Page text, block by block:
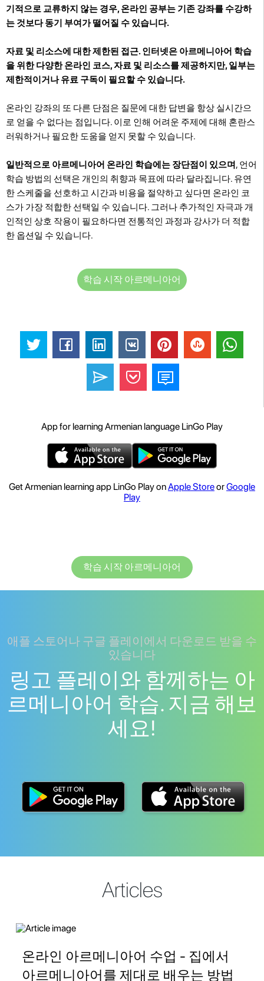
기적으로 교류하지 않는 경우, 온라인 공부는 기존 강좌를 수강하
는 것보다 동기 부여가 떨어질 수 있습니다.
자료 및 리소스에 대한 제한된 접근. 인터넷은 아르메니아어 학습
을 위한 다양한 온라인 코스, 자료 및 리소스를 제공하지만, 일부는
제한적이거나 유료 구독이 필요할 수 있습니다.
온라인 강좌의 또 다른 단점은 질문에 대한 답변을 항상 실시간으
로 얻을 수 없다는 점입니다. 이로 인해 어려운 주제에 대해 혼란스
러워하거나 필요한 도움을 얻지 못할 수 있습니다.
일반적으로 아르메니아어 온라인 학습에는 장단점이 있으며, 언어
학습 방법의 선택은 개인의 취향과 목표에 따라 달라집니다. 유연
한 스케줄을 선호하고 시간과 비용을 절약하고 싶다면 온라인 코
스가 가장 적합한 선택일 수 있습니다. 그러나 추가적인 자극과 개
인적인 상호 작용이 필요하다면 전통적인 과정과 강사가 더 적합
한 옵션일 수 있습니다.
학습 시작 아르메니아어
App for learning Armenian language LinGo Play
Get Armenian learning app LinGo Play onApple StoreorGoogle
Play
학습 시작 아르메니아어
애플 스토어나 구글 플레이에서 다운로드 받을 수
있습니다
링고 플레이와 함께하는 아
르메니아어 학습. 지금 해보
세요!
Articles
온라인 아르메니아어 수업 - 집에서
아르메니아어를 제대로 배우는 방법